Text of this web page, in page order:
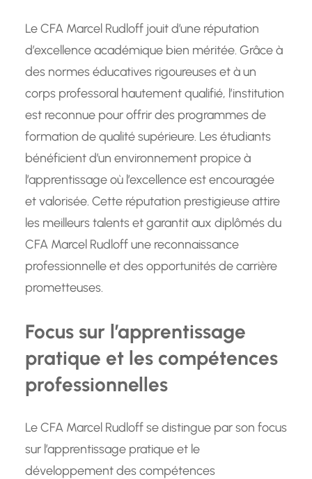
Le CFA Marcel Rudloff jouit d’une réputation
d’excellence académique bien méritée. Grâce à
des normes éducatives rigoureuses et à un
corps professoral hautement qualifié, l’institution
est reconnue pour offrir des programmes de
formation de qualité supérieure. Les étudiants
bénéficient d’un environnement propice à
l’apprentissage où l’excellence est encouragée
et valorisée. Cette réputation prestigieuse attire
les meilleurs talents et garantit aux diplômés du
CFA Marcel Rudloff une reconnaissance
professionnelle et des opportunités de carrière
prometteuses.
Focus sur l’apprentissage
pratique et les compétences
professionnelles
Le CFA Marcel Rudloff se distingue par son focus
sur l’apprentissage pratique et le
développement des compétences